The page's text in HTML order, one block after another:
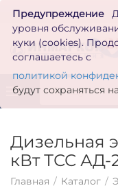
Предупреждение
уровня
куки (cookies).
соглашаетесь с
политикой
будут сохраняться
Дизельная
кВт ТСС АД-
Главная / Каталог /